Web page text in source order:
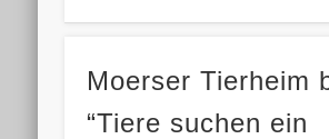
Moerser Tierheim
“Tiere suchen ein